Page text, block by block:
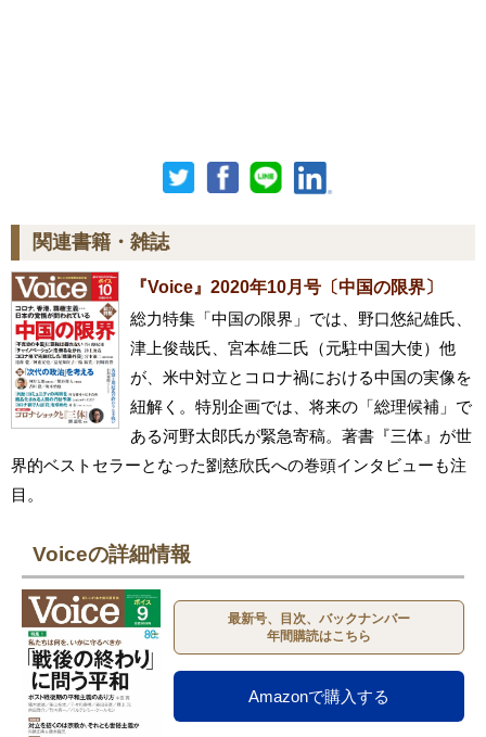
関連書籍・雑誌
『Voice』2020年10月号〔中国の限界〕
総力特集「中国の限界」では、野口悠紀雄氏、
津上俊哉氏、宮本雄二氏（元駐中国大使）他
が、米中対立とコロナ禍における中国の実像を
紐解く。特別企画では、将来の「総理候補」で
ある河野太郎氏が緊急寄稿。著書『三体』が世
界的ベストセラーとなった劉慈欣氏への巻頭インタビューも注
目。
Voiceの詳細情報
最新号、目次、バックナンバー
年間購読はこちら
Amazonで購入する